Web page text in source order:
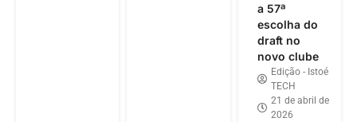
a 57ª
escolha do
draft no
novo clube
Edição - Istoé
TECH
21 de abril de
2026